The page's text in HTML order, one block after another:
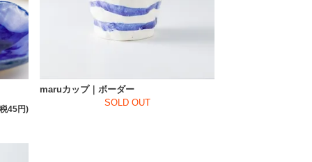
45円)
maruカップ｜ボーダー
SOLD OUT